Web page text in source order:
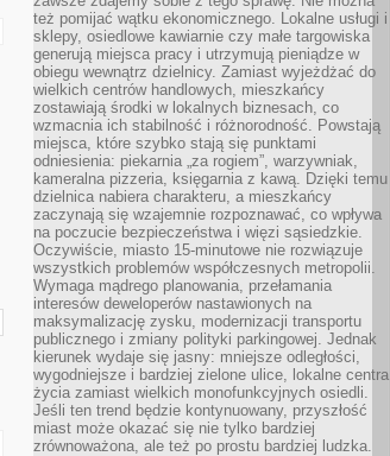
też pomijać wątku ekonomicznego. Lokalne usługi i
sklepy, osiedlowe kawiarnie czy małe targowiska
generują miejsca pracy i utrzymują pieniądze w
obiegu wewnątrz dzielnicy. Zamiast wyjeżdżać do
wielkich centrów handlowych, mieszkańcy
zostawiają środki w lokalnych biznesach, co
wzmacnia ich stabilność i różnorodność. Powstają
miejsca, które szybko stają się punktami
odniesienia: piekarnia „za rogiem”, warzywniak,
kameralna pizzeria, księgarnia z kawą. Dzięki temu
dzielnica nabiera charakteru, a mieszkańcy
zaczynają się wzajemnie rozpoznawać, co wpływa
na poczucie bezpieczeństwa i więzi sąsiedzkie.
Oczywiście, miasto 15-minutowe nie rozwiązuje
wszystkich problemów współczesnych metropolii.
Wymaga mądrego planowania, przełamania
interesów deweloperów nastawionych na
maksymalizację zysku, modernizacji transportu
publicznego i zmiany polityki parkingowej. Jednak
kierunek wydaje się jasny: mniejsze odległości,
wygodniejsze i bardziej zielone ulice, lokalne centra
życia zamiast wielkich monofunkcyjnych osiedli.
Jeśli ten trend będzie kontynuowany, przyszłość
miast może okazać się nie tylko bardziej
zrównoważona, ale też po prostu bardziej ludzka.